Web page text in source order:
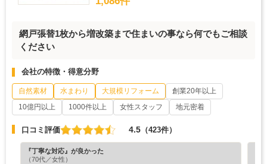
網戸張替1枚から増改築まで住まいの事なら何でもご相談
ください
会社の特徴・得意分野
自然素材 水まわり 大規模リフォーム
創業20年以上
10億円以上
1000件以上 女性スタッフ 地元密着
口コミ評価 4.5 （423件）
『丁寧な対応』が良かった
（70代／女性）